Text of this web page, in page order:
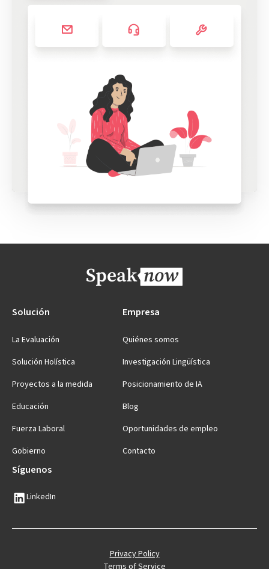
Solución
La Evaluación
Solución Holística
Proyectos a la medida
Educación
Fuerza Laboral
Gobierno
Empresa
Quiénes somos
Investigación Lingüística
Posicionamiento de IA
Blog
Oportunidades de empleo
Contacto
Síguenos
LinkedIn
Privacy Policy